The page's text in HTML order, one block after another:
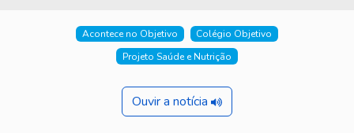
Acontece no Objetivo
Colégio Objetivo
Projeto Saúde e Nutrição
Ouvir a notícia